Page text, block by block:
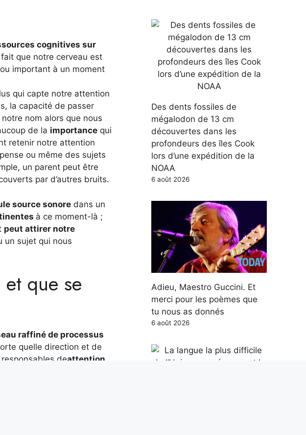
cognitives sur
que notre cerveau est
important à un moment
qui capte notre attention
la capacité de passer
nom alors que nous
de la importance qui
retenir notre attention
ou même des sujets
un parent peut être
par d’autres bruits.
source sonore dans un
à ce moment-là ;
peut attirer notre
un sujet qui nous
que se
raffiné de processus
quelle direction et de
deattention
Des dents fossiles de
mégalodon de 13 cm
découvertes dans les
profondeurs des îles Cook
lors d’une expédition de la
NOAA
6 août 2026
Adieu, Maestro Guccini. Et
merci pour les poèmes que
tu nous as donnés
6 août 2026